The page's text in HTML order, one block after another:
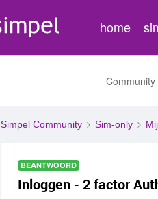
home
Community
Simpel Community Sim-only
BEANTWOORD
Inloggen - 2 factor